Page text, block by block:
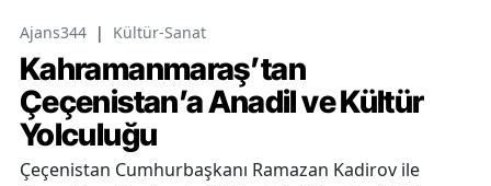
Ajans344 | Kültür-Sanat
Kahramanmaraş’tan
Çeçenistan’a Anadil ve Kültür
Yolculuğu
Çeçenistan Cumhurbaşkanı Ramazan Kadirov ile